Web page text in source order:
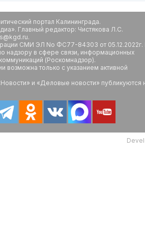
портал Калининграда.
Главный редактор: Чистякова Л.С.
СМИ ЭЛ No ФС77-84303 от
надзору в сфере связи, информационных
(Роскомнадзор).
возможна только с указанием активной
и «Деловые новости» публикуются